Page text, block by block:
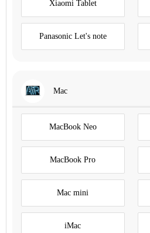
Xiaomi Tablet
Panasonic Let's note
Mac
MacBook Neo
MacBook Pro
Mac mini
iMac